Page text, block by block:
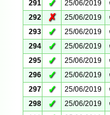
291
✓ 25/06/2019
292
✗ 25/06/2019
293
✓ 25/06/2019
294
✓ 25/06/2019
295
✓ 25/06/2019
296
✓ 25/06/2019
297
✓ 25/06/2019
298
✓ 25/06/2019